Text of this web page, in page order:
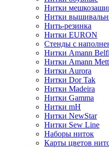
Нитки
Нитки
Нить-резинка
Нитки EURON
Стенды с
Нитки Amann
Нитки Amann
Нитки Aurora
Нитки Dor Tak
Нитки Madeira
Нитки Gamma
Нитки mH
Нитки NewStar
Нитки Sew Line
Наборы ниток
Карты цветов